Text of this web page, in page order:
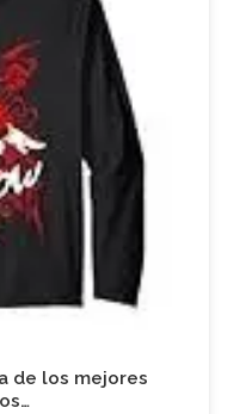
de los mejores